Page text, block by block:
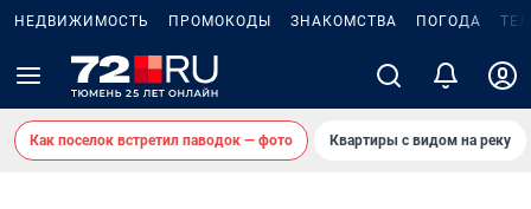
НЕДВИЖИМОСТЬ ПРОМОКОДЫ ЗНАКОМСТВА ПОГОДА
Как поселок встретил паводок — фото Квартиры с видом на реку